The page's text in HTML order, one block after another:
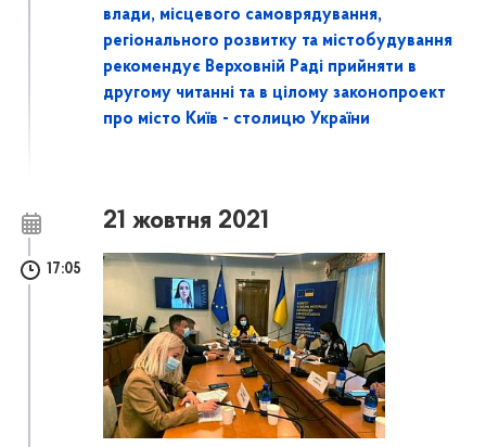
влади, місцевого самоврядування,
регіонального розвитку та містобудування
рекомендує Верховній Раді прийняти в
другому читанні та в цілому законопроект
про місто Київ - столицю України
21 жовтня 2021
17:05